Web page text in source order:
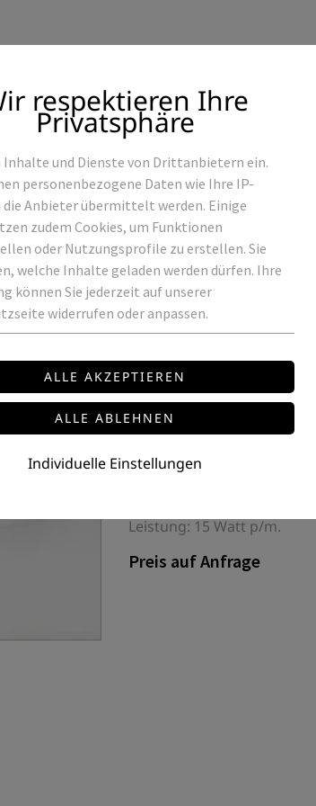
Referenzen
27/30/40K IP20
ROWALUX
LED-STRIP DOB
FSDO-288-15-24-10-27/30/
LED Flex Strip DOB High
Leistung: 15 Watt p/m.
Preis auf Anfrage
respektieren Ihre
Privatsphäre
Inhalte und Dienste von Drittanbietern ein.
personenbezogene Daten wie Ihre IP-
die Anbieter übermittelt werden. Einige
zudem Cookies, um Funktionen
oder Nutzungsprofile zu erstellen. Sie
welche Inhalte geladen werden dürfen. Ihre
können Sie jederzeit auf unserer
widerrufen oder anpassen.
Individuelle Einstellungen